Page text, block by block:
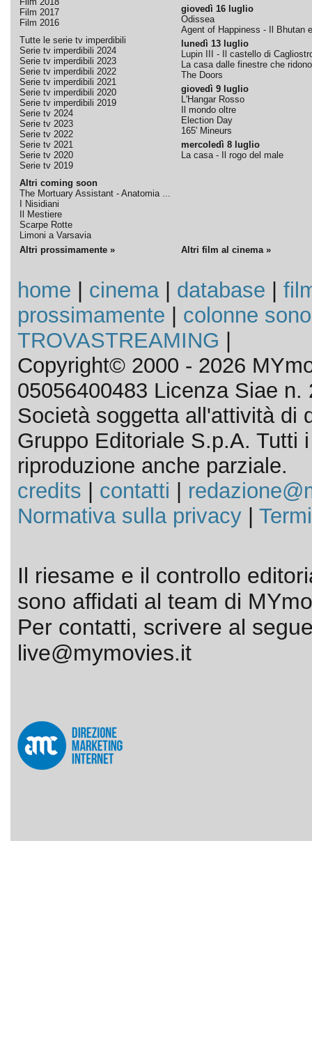
Film 2017
Film 2016
Tutte le serie tv imperdibili
Serie tv imperdibili 2024
Serie tv imperdibili 2023
Serie tv imperdibili 2022
Serie tv imperdibili 2021
Serie tv imperdibili 2020
Serie tv imperdibili 2019
Serie tv 2024
Serie tv 2023
Serie tv 2022
Serie tv 2021
Serie tv 2020
Serie tv 2019
Altri coming soon
The Mortuary Assistant - Anatomia ...
I Nisidiani
Il Mestiere
Scarpe Rotte
Limoni a Varsavia
giovedì 16 luglio
Odissea
Agent of Happiness - Il Bhutan
lunedì 13 luglio
Lupin III - Il castello di
La casa dalle finestre che ridono
The Doors
giovedì 9 luglio
L'Hangar Rosso
Il mondo oltre
Election Day
165' Mineurs
mercoledì 8 luglio
La casa - Il rogo del male
Altri prossimamente » Altri film al cinema »
home cinema| database
prossimamente
colonne
TROVASTREAMING
Copyright© 2000 - 2026
05056400483 Licenza Siae n.
Società soggetta all'attività di
Gruppo Editoriale S.p.A. Tutti
riproduzione anche parziale.
credits
contatti
Normativa sulla privacy|
Il riesame e il controllo
sono affidati al team di
Per contatti, scrivere al
live@mymovies.it